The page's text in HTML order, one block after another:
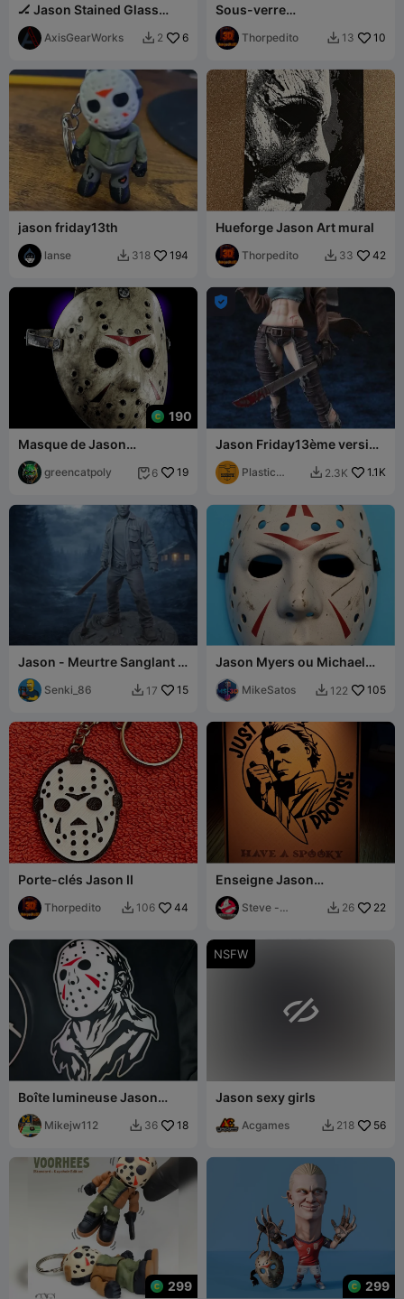
🏒 Jason Stained Glass
Suncatcher — Camp
Crystal Lake
AxisGearWorks  2 6
Sous-verre
Jason_encerrao
Thorpedito  13 10
jason friday13th
lanse  318 194
Hueforge Jason Art mural
Thorpedito  33 42
190
Masque de Jason
VOORHEES VENDREDI 13
greencatpoly  6 19

Jason Friday13ème version
féminine
Plastic
 2.3K 1.1K
Jason - Meurtre Sanglant -
Vendredi 13
Senki_86  17 15
Jason Myers ou Michael
Voorhees ?
MikeSatos  122 105
Porte-clés Jason II
Thorpedito  106 44
Enseigne Jason
d'Halloween - Juste la
pointeSteve -
 26 22
Boîte lumineuse Jason
Voorhees
Mikejw112  36 18
NSFW

Jason sexy girls
Acgames  218 56
299 299